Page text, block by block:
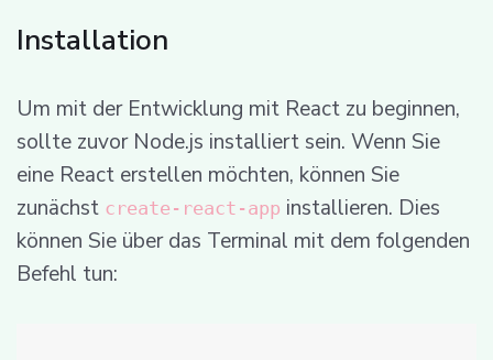
Installation
Um mit der Entwicklung mit React zu beginnen,
sollte zuvor Node.js installiert sein. Wenn Sie
eine React erstellen möchten, können Sie
zunächst create-react-app installieren. Dies
können Sie über das Terminal mit dem folgenden
Befehl tun: